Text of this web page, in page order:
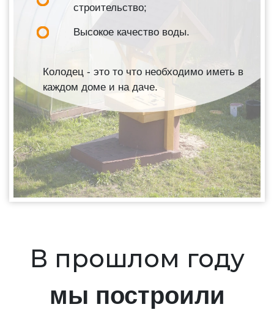
строительство;
Высокое качество воды.
Колодец - это то что необходимо иметь в
каждом доме и на даче.
В прошлом году
мы построили